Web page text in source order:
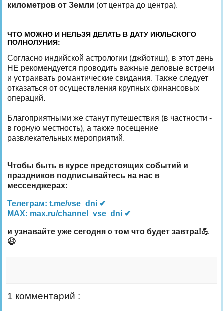
километров от Земли (от центра до центра).
ЧТО МОЖНО И НЕЛЬЗЯ ДЕЛАТЬ В ДАТУ ИЮЛЬСКОГО
ПОЛНОЛУНИЯ:
Согласно индийской астрологии (джйотиш), в этот день
НЕ рекомендуется проводить важные деловые встречи
и устраивать романтические свидания. Также следует
отказаться от осуществления крупных финансовых
операций.
Благоприятными же станут путешествия (в частности -
в горную местность), а также посещение
развлекательных мероприятий.
Чтобы быть в курсе предстоящих событий и
праздников подписывайтесь на нас в
мессенджерах:
Телеграм: t.me/vse_dni ✔
MAX: max.ru/channel_vse_dni ✔
и узнавайте уже сегодня о том что будет завтра!💪
😉
1 комментарий :